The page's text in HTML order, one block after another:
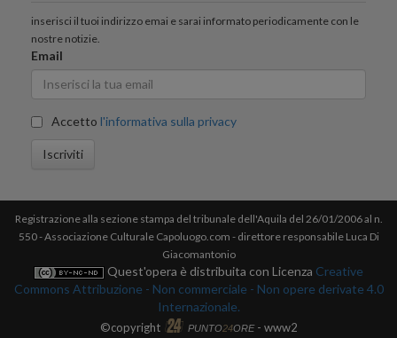
inserisci il tuoi indirizzo emai e sarai informato periodicamente con le
nostre notizie.
Email
Accetto l'informativa sulla privacy
Iscriviti
Registrazione alla sezione stampa del tribunale dell'Aquila del 26/01/2006 al n.
550 - Associazione Culturale Capoluogo.com - direttore responsabile Luca Di
Giacomantonio
Quest'opera è distribuita con Licenza Creative
Commons Attribuzione - Non commerciale - Non opere derivate 4.0
Internazionale.
©copyright PUNTO24ORE- www2